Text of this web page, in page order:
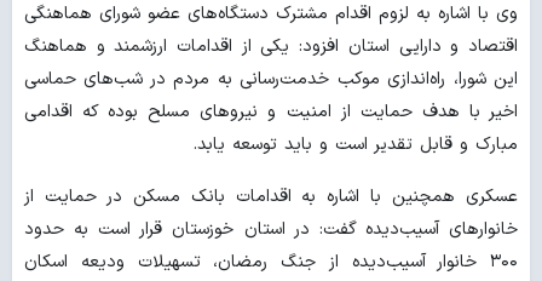
وی با اشاره به لزوم اقدام مشترک دستگاه‌های عضو شورای هماهنگی
اقتصاد و دارایی استان افزود: یکی از اقدامات ارزشمند و هماهنگ
این شورا، راه‌اندازی موکب خدمت‌رسانی به مردم در شب‌های حماسی
اخیر با هدف حمایت از امنیت و نیروهای مسلح بوده که اقدامی
مبارک و قابل تقدیر است و باید توسعه یابد.
عسکری همچنین با اشاره به اقدامات بانک مسکن در حمایت از
خانوارهای آسیب‌دیده گفت: در استان خوزستان قرار است به حدود
۳۰۰ خانوار آسیب‌دیده از جنگ رمضان، تسهیلات ودیعه اسکان